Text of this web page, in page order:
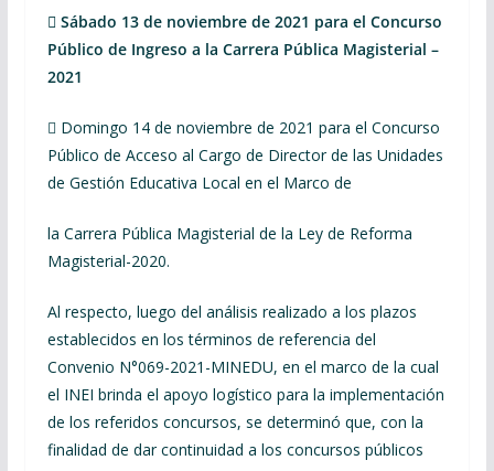
 Sábado 13 de noviembre de 2021 para el Concurso
Público de Ingreso a la Carrera Pública Magisterial –
2021
 Domingo 14 de noviembre de 2021 para el Concurso
Público de Acceso al Cargo de Director de las Unidades
de Gestión Educativa Local en el Marco de
la Carrera Pública Magisterial de la Ley de Reforma
Magisterial-2020.
Al respecto, luego del análisis realizado a los plazos
establecidos en los términos de referencia del
Convenio N°069-2021-MINEDU, en el marco de la cual
el INEI brinda el apoyo logístico para la implementación
de los referidos concursos, se determinó que, con la
finalidad de dar continuidad a los concursos públicos